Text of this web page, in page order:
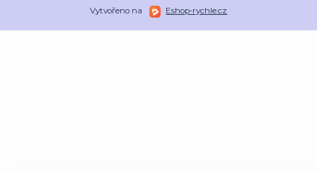
Vytvořeno na
Eshop-rychle.cz